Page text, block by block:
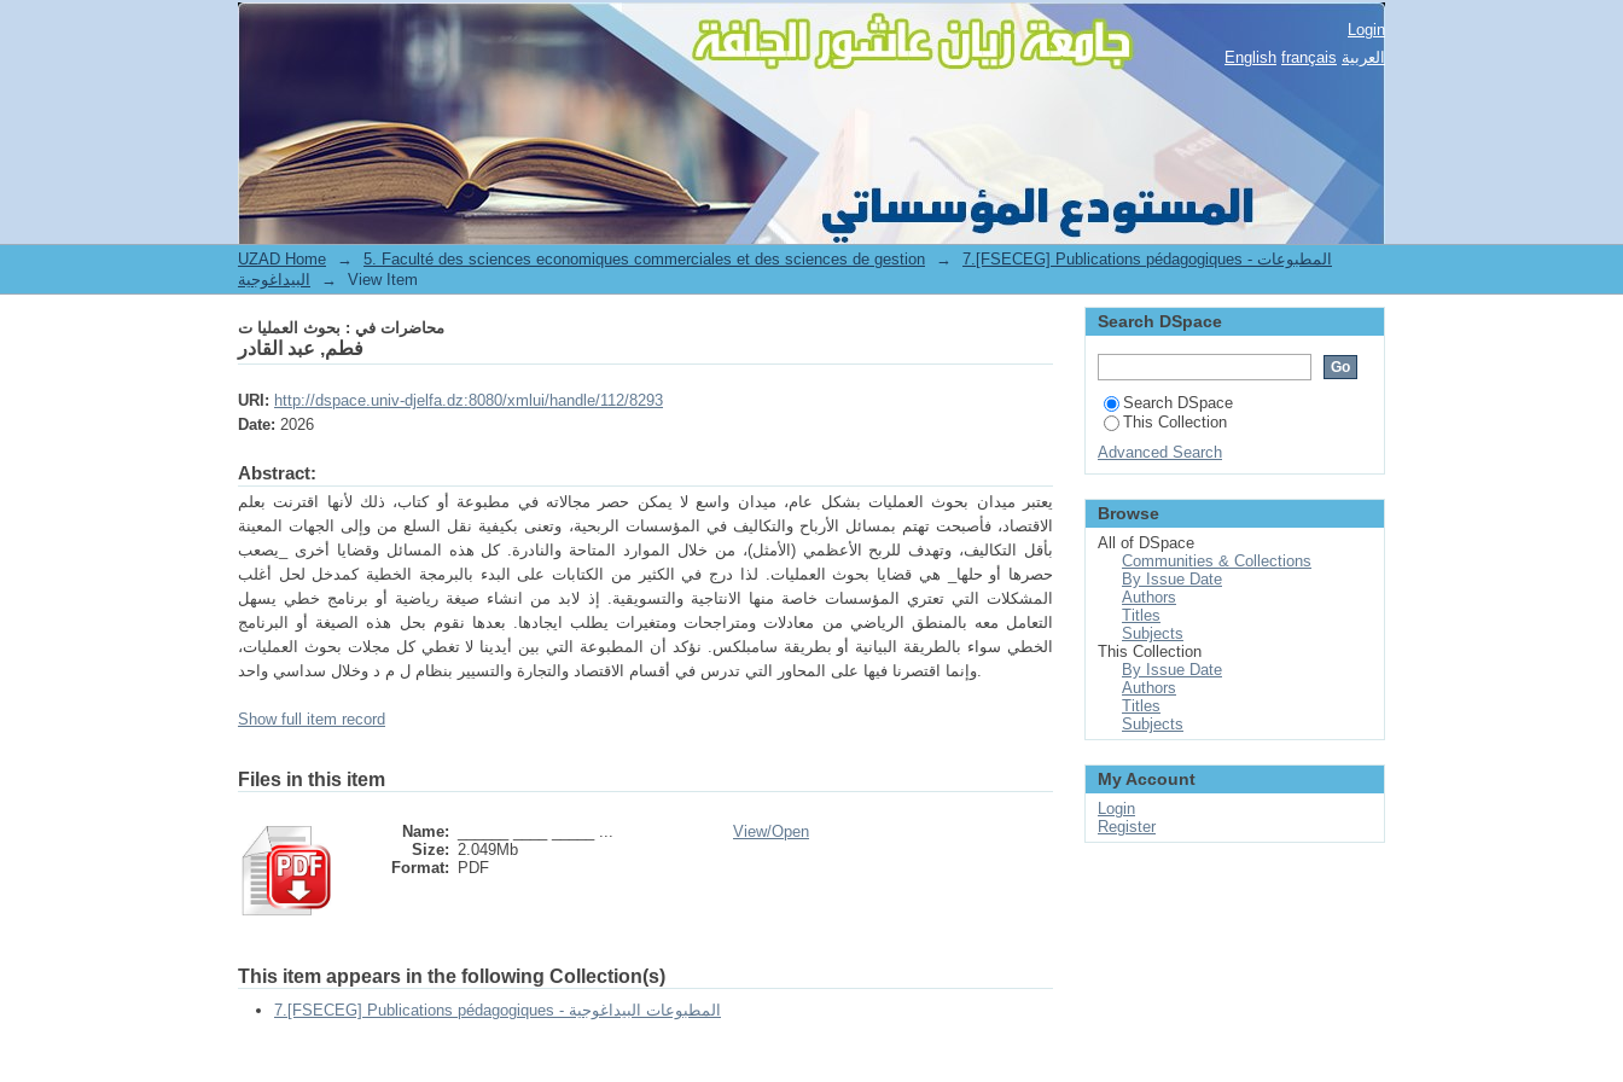
محاضرات في : بحوث العمليا ت
Login
English français العربية
UZAD Home → 5. Faculté des sciences economiques commerciales et des sciences de gestion →
7.[FSECEG] Publications pédagogiques - المطبوعات
البيداغوجية
→ View Item
محاضرات في : بحوث العمليا ت
فطم, عبد القادر
URI: http://dspace.univ-djelfa.dz:8080/xmlui/handle/112/8293
Date: 2026
Abstract:
يعتبر ميدان بحوث العمليات بشكل عام، ميدان واسع لا يمكن حصر مجالاته في مطبوعة أو كتاب، ذلك لأنها اقترنت بعلم
الاقتصاد، فأصبحت تهتم بمسائل الأرباح والتكاليف في المؤسسات الربحية، وتعنى بكيفية نقل السلع من وإلى الجهات المعينة
بأقل التكاليف، وتهدف للربح الأعظمي (الأمثل)، من خلال الموارد المتاحة والنادرة. كل هذه المسائل وقضايا أخرى _يصعب
حصرها أو حلها_ هي قضايا بحوث العمليات. لذا درج في الكثير من الكتابات على البدء بالبرمجة الخطية كمدخل لحل أغلب
المشكلات التي تعتري المؤسسات خاصة منها الانتاجية والتسويقية. إذ لابد من انشاء صيغة رياضية أو برنامج خطي يسهل
التعامل معه بالمنطق الرياضي من معادلات ومتراجحات ومتغيرات يطلب ايجادها. بعدها نقوم بحل هذه الصيغة أو البرنامج
الخطي سواء بالطريقة البيانية أو بطريقة سامبلكس. نؤكد أن المطبوعة التي بين أيدينا لا تغطي كل مجلات بحوث العمليات،
وإنما اقتصرنا فيها على المحاور التي تدرس في أقسام الاقتصاد والتجارة والتسيير بنظام ل م د وخلال سداسي واحد.
Show full item record
Files in this item
Name:
______ ____ _____ ...
Size: 2.049Mb
Format:
PDF
View/Open
This item appears in the following Collection(s)
7.[FSECEG] Publications pédagogiques - المطبوعات البيداغوجية
Search DSpace
Search DSpace
This Collection
Advanced Search
Browse
All of DSpace
Communities & Collections
By Issue Date
Authors
Titles
Subjects
This Collection
By Issue Date
Authors
Titles
Subjects
My Account
Login
Register